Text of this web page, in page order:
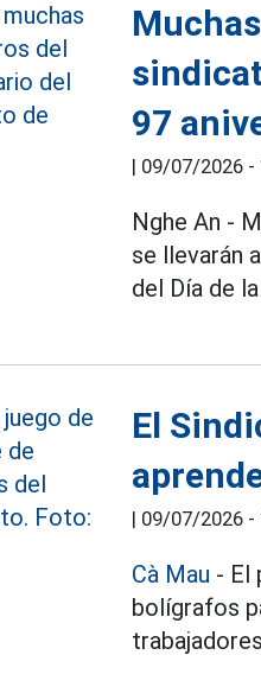
97
| 09/07/2026 -
Nghe An -
se llevarán
del Día de
El
| 09/07/2026 -
Cà Mau - El
bolígrafos